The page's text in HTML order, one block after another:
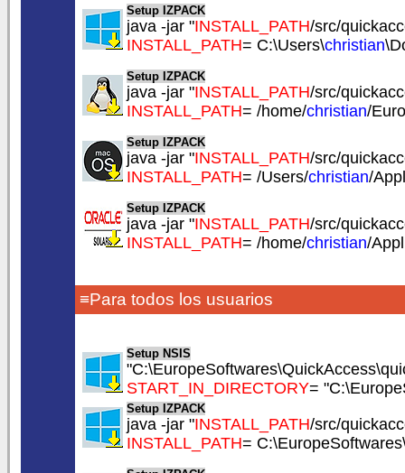
Setup IZPACK
java -jar "INSTALL_PATH/src/
INSTALL_PATH= C:\Users\christian
Setup IZPACK
java -jar "INSTALL_PATH/src/
INSTALL_PATH= /home/christian/
Setup IZPACK
java -jar "INSTALL_PATH/src/
INSTALL_PATH= /Users/christian/
Setup IZPACK
java -jar "INSTALL_PATH/src/
INSTALL_PATH= /home/christian/
≡Para todos los usuarios
Setup NSIS
START_IN_DIRECTORY=
Setup IZPACK
java -jar "INSTALL_PATH/src/
INSTALL_PATH=